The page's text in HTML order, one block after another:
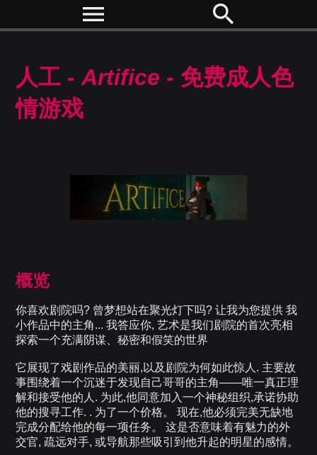
menu search
人工 -Artifice - 免费成人色
情游戏
概览
你喜欢剧院吗? 曾梦想站在聚光灯下吗? 让我为您提供 我
小作品中的主角... 我答应你, 艺术是我们剧院的首次亮相
探索一个充满阴谋、秘密和假笑的世界
它展现了戏剧作品的美丽,以及剧院为何如此惊人. 主要故
事围绕着一个沉迷于发现自己哥哥的主角——唯一真正理
解和接受他的人. 为此,他同意加入一个神秘组织,承诺协助
他的搜寻工作. . 为了一个价格。 现在,他必须完美无缺地
完成分配给他的每一项任务。 这是否意味着有魅力的外
交官, 疏远对手, 或导航那些吸引到他升起的明星的感情。